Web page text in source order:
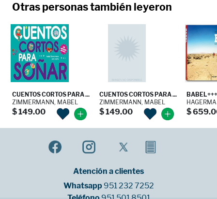
Otras personas también leyeron
CUENTOS CORTOS PARA ...
ZIMMERMANN, MABEL
$ 149.00
CUENTOS CORTOS PARA ...
ZIMMERMANN, MABEL
$ 149.00
BABEL+++
$
Atención a clientes
Whatsapp 951 232 7252